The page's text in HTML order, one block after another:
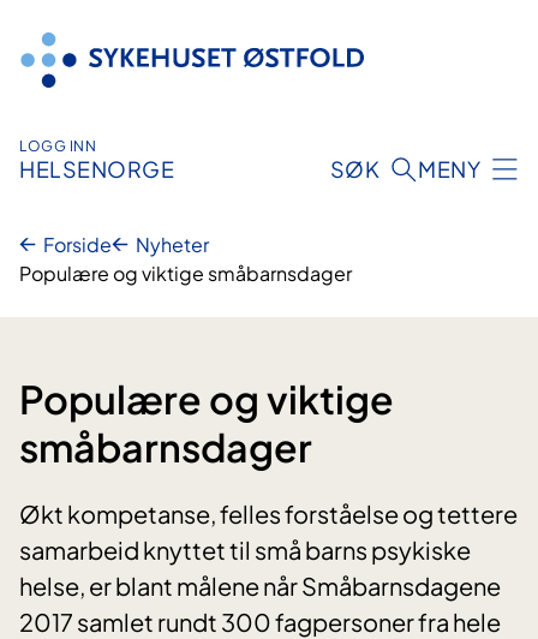
innhold
LOGG INN
HELSENORGE SØK MENY
Forside
Nyheter
Populære og viktige småbarnsdager
Populære og viktige
småbarnsdager
Økt kompetanse, felles forståelse og tettere
samarbeid knyttet til små barns psykiske
helse, er blant målene når Småbarnsdagene
2017 samlet rundt 300 fagpersoner fra hele